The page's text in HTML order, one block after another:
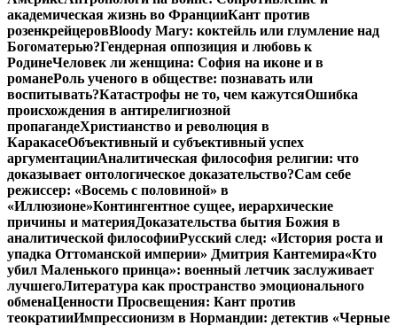
академическая жизнь во ФранцииКант против
розенкрейцеровBloody Mary: коктейль или глумление над
Богоматерью?Гендерная оппозиция и любовь к
РодинеЧеловек ли женщина: София на иконе и в
романеРоль ученого в обществе: познавать или
воспитывать?Катастрофы не то, чем кажутсяОшибка
происхождения в антирелигиозной
пропагандеХристианство и революция в
КаракасеОбъективный и субъективный успех
аргументацииАналитическая философия религии: что
доказывает онтологическое доказательство?Сам себе
режиссер: «Восемь с половиной» в
«Иллюзионе»Контингентное сущее, иерархические
причины и материяДоказательства бытия Божия в
аналитической философииРусский след: «История роста и
упадка Оттоманской империи» Дмитрия Кантемира«Кто
убил Маленького принца»: военный летчик заслуживает
лучшегоЛитература как пространство эмоционального
обменаЦенности Просвещения: Кант против
теократииИмпрессионизм в Нормандии: детектив «Черные